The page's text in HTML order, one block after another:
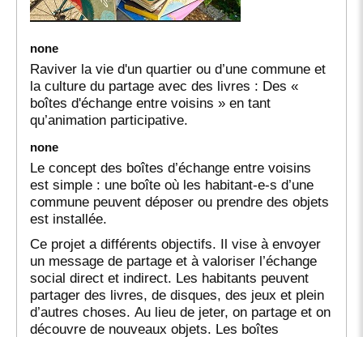
none
Raviver la vie d'un quartier ou d’une commune et
la culture du partage avec des livres : Des «
boîtes d'échange entre voisins » en tant
qu’animation participative.
none
Le concept des boîtes d’échange entre voisins
est simple : une boîte où les habitant-e-s d’une
commune peuvent déposer ou prendre des objets
est installée.
Ce projet a différents objectifs. Il vise à envoyer
un message de partage et à valoriser l’échange
social direct et indirect. Les habitants peuvent
partager des livres, de disques, des jeux et plein
d’autres choses. Au lieu de jeter, on partage et on
découvre de nouveaux objets. Les boîtes